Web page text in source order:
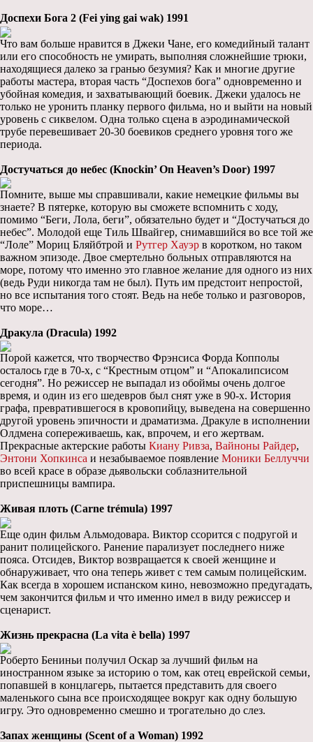
Доспехи Бога 2 (Fei ying gai wak) 1991
Что вам больше нравится в Джеки Чане, его комедийный талант
или его способность не умирать, выполняя сложнейшие трюки,
находящиеся далеко за гранью безумия? Как и многие другие
работы мастера, вторая часть “Доспехов бога” одновременно и
убойная комедия, и захватывающий боевик. Джеки удалось не
только не уронить планку первого фильма, но и выйти на новый
уровень с сиквелом. Одна только сцена в аэродинамической
трубе перевешивает 20-30 боевиков среднего уровня того же
периода.
Достучаться до небес (Knockin’ On Heaven’s Door) 1997
Помните, выше мы справшивали, какие немецкие фильмы вы
знаете? В пятерке, которую вы сможете вспомнить с ходу,
помимо “Беги, Лола, беги”, обязательно будет и “Достучаться до
небес”. Молодой еще Тиль Швайгер, снимавшийся во все той же
“Лоле” Мориц Бляйбтрой и Рутгер Хауэр в коротком, но таком
важном эпизоде. Двое смертельно больных отправляются на
море, потому что именно это главное желание для одного из них
(ведь Руди никогда там не был). Путь им предстоит непростой,
но все испытания того стоят. Ведь на небе только и разговоров,
что море…
Дракула (Dracula) 1992
Порой кажется, что творчество Фрэнсиса Форда Копполы
осталось где в 70-х, с “Крестным отцом” и “Апокалипсисом
сегодня”. Но режиссер не выпадал из обоймы очень долгое
время, и один из его шедевров был снят уже в 90-х. История
графа, превратившегося в кровопийцу, выведена на совершенно
другой уровень эпичности и драматизма. Дракуле в исполнении
Олдмена сопереживаешь, как, впрочем, и его жертвам.
Прекрасные актерские работы Киану Ривза, Вайноны Райдер,
Энтони Хопкинса и незабываемое появление Моники Беллуччи
во всей красе в образе дьявольски соблазнительной
приспешницы вампира.
Живая плоть (Carne trémula) 1997
Еще один фильм Альмодовара. Виктор ссорится с подругой и
ранит полицейского. Ранение парализует последнего ниже
пояса. Отсидев, Виктор возвращается к своей женщине и
обнаруживает, что она теперь живет с тем самым полицейским.
Как всегда в хорошем испанском кино, невозможно предугадать,
чем закончится фильм и что именно имел в виду режиссер и
сценарист.
Жизнь прекрасна (La vita è bella) 1997
Роберто Бениньи получил Оскар за лучший фильм на
иностранном языке за историю о том, как отец еврейской семьи,
попавшей в концлагерь, пытается представить для своего
маленького сына все происходящее вокруг как одну большую
игру. Это одновременно смешно и трогательно до слез.
Запах женщины (Scent of a Woman) 1992